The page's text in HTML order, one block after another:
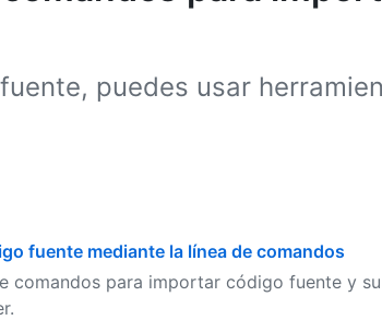
puedes usar
fuente mediante la línea de comandos
comandos para importar código fuente y